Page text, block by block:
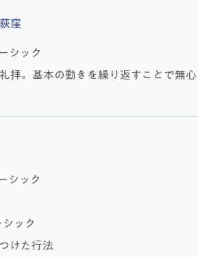
窪
シック
拝。基本の動きを繰り返すことで無
シック
ック
けた行法